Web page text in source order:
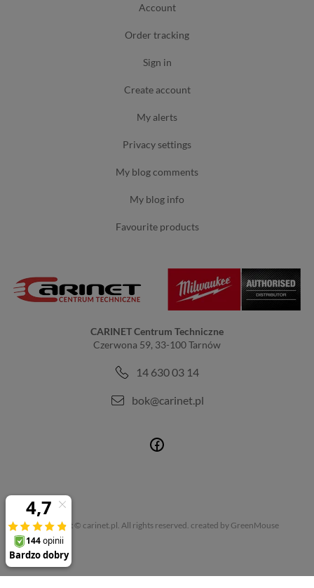
account
order tracking
sign in
create account
my alerts
privacy settings
my blog comments
my blog info
favourite products
CARINET Centrum Techniczne
Czerwona 59, 33-100 Tarnów
14 630 03 14
bok@carinet.pl
Copyright © carinet.pl. All rights reserved. created by GreenMouse